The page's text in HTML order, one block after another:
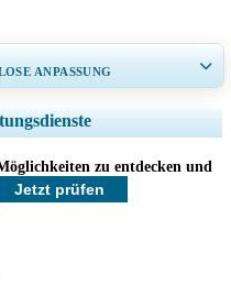
ANPASSUNG
erweitern, Segmentanalyse,
und Endnutzer-
zu entdecken und
Jetzt prüfen